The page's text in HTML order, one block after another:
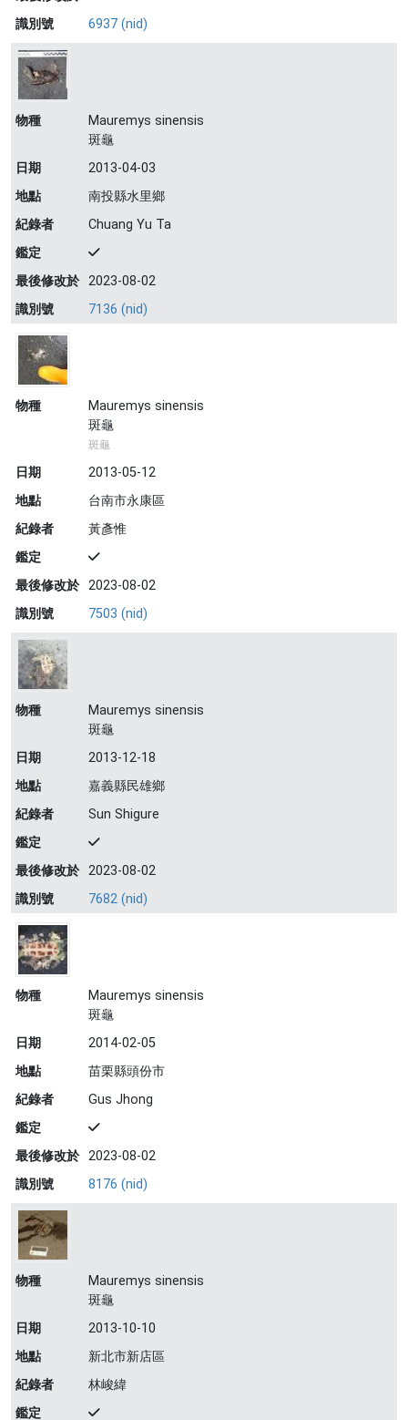
識別號
6937 (nid)
物種
Mauremys sinensis
斑龜
日期
2013-04-03
地點
南投縣水里鄉
紀錄者
Chuang Yu Ta
鑑定
最後修改於 2023-08-02
識別號
7136 (nid)
物種
Mauremys sinensis
斑龜
斑龜
日期
2013-05-12
地點
台南市永康區
紀錄者
黃彥惟
鑑定
最後修改於 2023-08-02
識別號
7503 (nid)
物種
Mauremys sinensis
斑龜
日期
2013-12-18
地點
嘉義縣民雄鄉
紀錄者
Sun Shigure
鑑定
最後修改於 2023-08-02
識別號
7682 (nid)
物種
Mauremys sinensis
斑龜
日期
2014-02-05
地點
苗栗縣頭份市
紀錄者
Gus Jhong
鑑定
最後修改於 2023-08-02
識別號
8176 (nid)
物種
Mauremys sinensis
斑龜
日期
2013-10-10
地點
新北市新店區
紀錄者
林峻緯
鑑定